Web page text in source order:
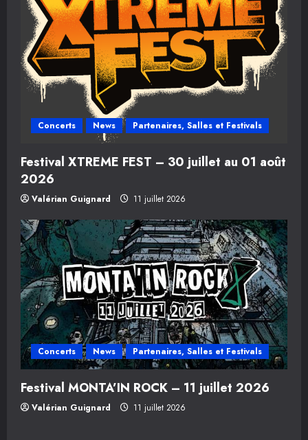
c
l
Concerts News Partenaires, Salles et Festivals
Festival XTREME FEST – 30 juillet au 01 août
2026
Valérian Guignard 11 juillet 2026
Concerts News Partenaires, Salles et Festivals
Festival MONTA’IN ROCK – 11 juillet 2026
Valérian Guignard 11 juillet 2026